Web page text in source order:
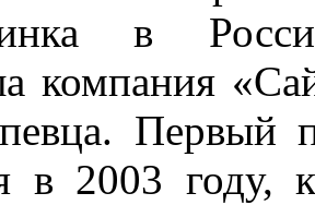
в
компания
Первый
в 2003 году,